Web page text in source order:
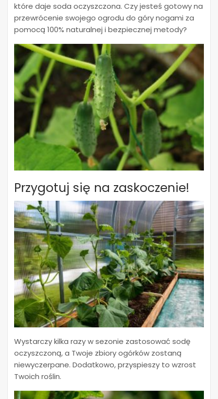
które daje soda oczyszczona. Czy jesteś gotowy na
przewrócenie swojego ogrodu do góry nogami za
pomocą 100% naturalnej i bezpiecznej metody?
Przygotuj się na zaskoczenie!
Wystarczy kilka razy w sezonie zastosować sodę
oczyszczoną, a Twoje zbiory ogórków zostaną
niewyczerpane. Dodatkowo, przyspieszy to wzrost
Twoich roślin.